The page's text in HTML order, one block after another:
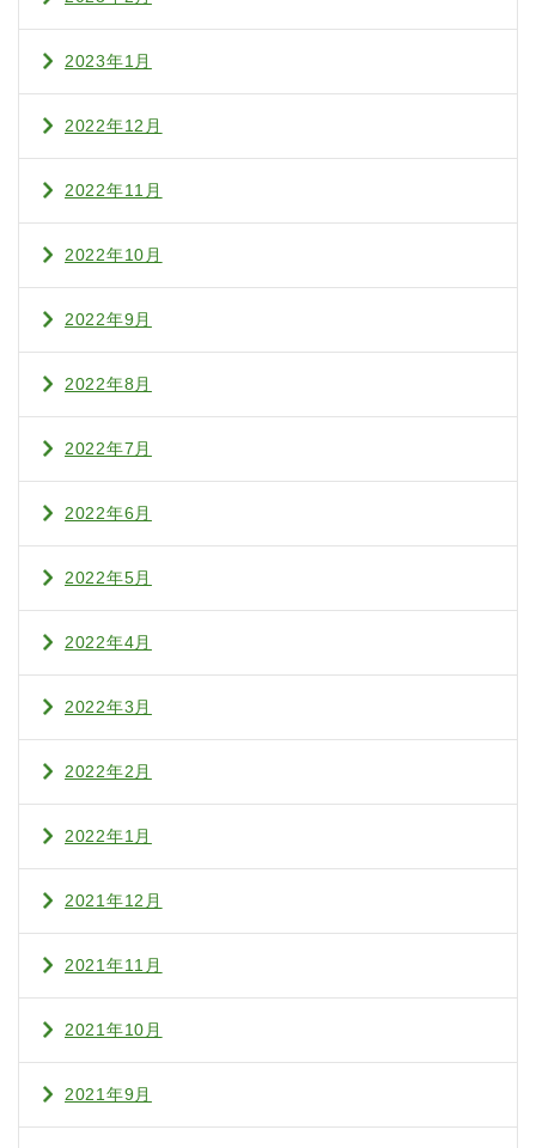
2023年1月
2022年12月
2022年11月
2022年10月
2022年9月
2022年8月
2022年7月
2022年6月
2022年5月
2022年4月
2022年3月
2022年2月
2022年1月
2021年12月
2021年11月
2021年10月
2021年9月